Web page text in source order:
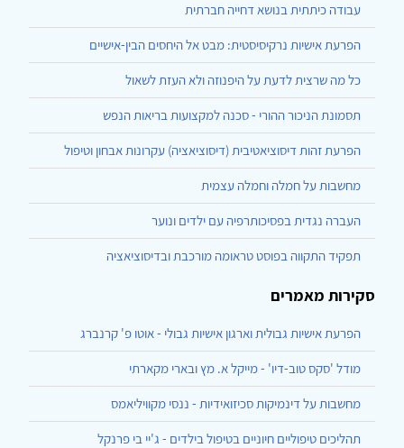
עבודה כיתתית בנושא דחייה חברתית
הפרעת אישיות נרקיסיסטית: מבט אל היחסים הבין-אישיים
כל מה שרצית לדעת על היפנוזה ולא העזת לשאול
תסמונת הניכור ההורי - סכנה למקצועות בריאות הנפש
הפרעת זהות דיסוציאטיבית (דיסוציאציה) עקרונות אבחון וטיפול
מחשבות על חמלה וחמלה עצמית
העברה נגדית בפסיכותרפיה עם ילדים ונוער
תפקיד התקווה בפוסט טראומה מורכבת ובדיסוציאציה
סקירות מאמרים
הפרעת אישיות גבולית וארגון אישיות גבולי - אוטו פ' קרנברג
מודל 'סקס טוב-דיו' - מייקל א. מץ ובארי מקארתי
מחשבות על דינמיקות סכיזואידיות - ננסי מקוויליאמס
תהליכים טיפוליים חיוניים בטיפול בילדים - ג'יי בי פרנקל